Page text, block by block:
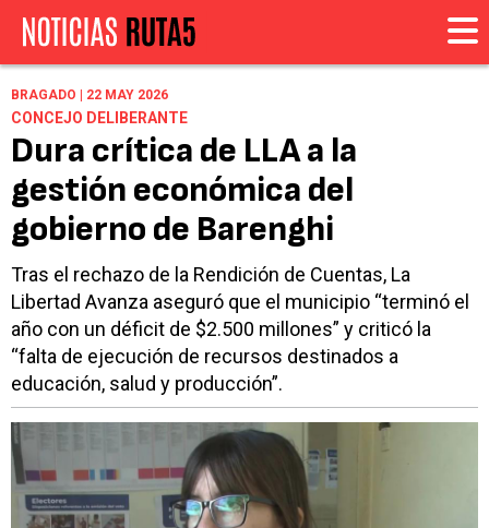
BRAGADO | 22 MAY 2026
CONCEJO DELIBERANTE
Dura crítica de LLA a la
gestión económica del
gobierno de Barenghi
Tras el rechazo de la Rendición de Cuentas, La
Libertad Avanza aseguró que el municipio “terminó el
año con un déficit de $2.500 millones” y criticó la
“falta de ejecución de recursos destinados a
educación, salud y producción”.